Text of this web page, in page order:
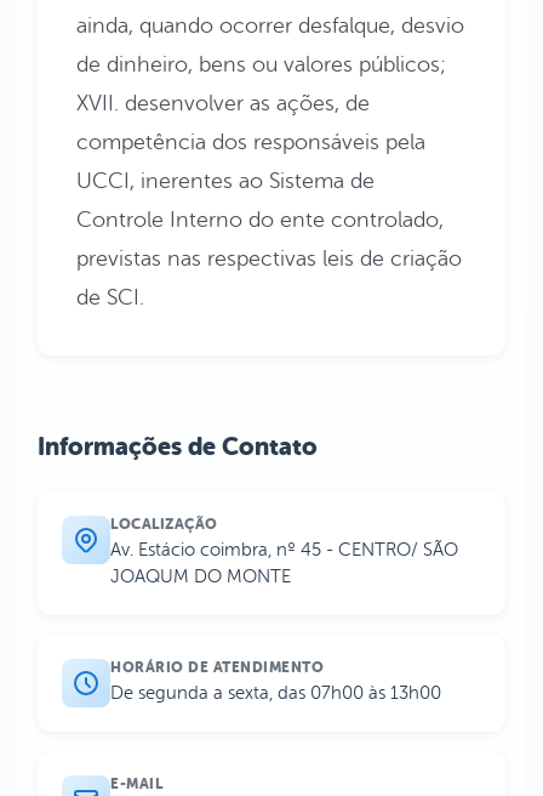
ainda, quando ocorrer desfalque, desvio
de dinheiro, bens ou valores públicos;
XVII. desenvolver as ações, de
competência dos responsáveis pela
UCCI, inerentes ao Sistema de
Controle Interno do ente controlado,
previstas nas respectivas leis de criação
de SCI.
Informações de Contato
LOCALIZAÇÃO
Av. Estácio coimbra, nº 45 - CENTRO/ SÃO
JOAQUM DO MONTE
HORÁRIO DE ATENDIMENTO
De segunda a sexta, das 07h00 às 13h00
E-MAIL